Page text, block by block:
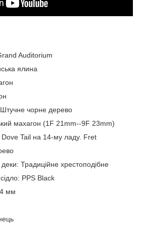
Auditorium
ялина
чорне дерево
махагон (1F 21mm--9F 23mm)
Tail на 14-му ладу. Fret
Традиційне хрестоподібне
PPS Black
мм